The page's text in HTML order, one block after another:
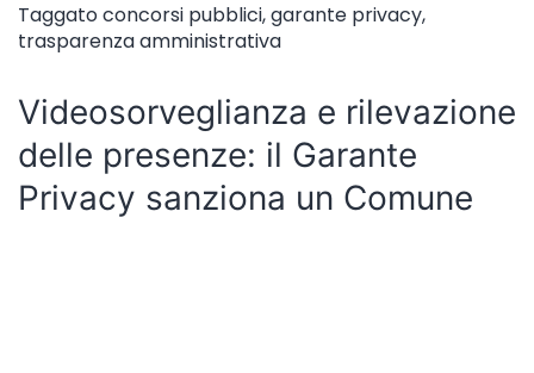
Taggatoconcorsi pubblici,garante privacy,
trasparenza amministrativa
Videosorveglianza e rilevazione
delle presenze: il Garante
Privacy sanziona un Comune